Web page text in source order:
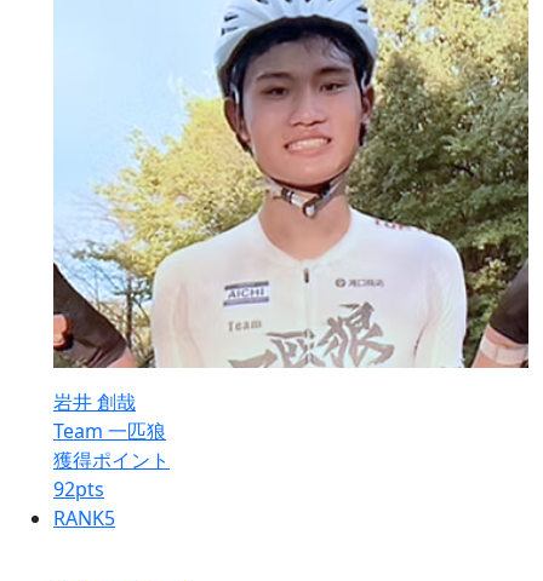
岩井 創哉
Team 一匹狼
獲得ポイント
92pts
RANK5